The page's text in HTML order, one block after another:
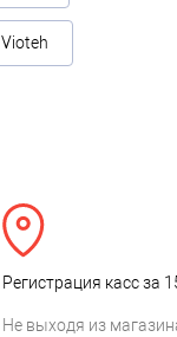
Vioteh
Регистрация касс за
Не выходя из